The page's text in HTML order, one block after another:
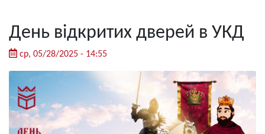
День відкритих дверей в УКД
ср, 05/28/2025 - 14:55